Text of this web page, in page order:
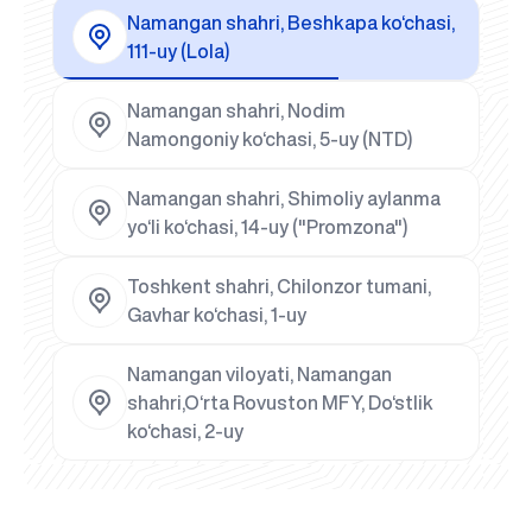
Namangan shahri, Beshkapa ko‘chasi,
111-uy (Lola)
Namangan shahri, Nodim
Namongoniy ko‘chasi, 5-uy (NTD)
Namangan shahri, Shimoliy aylanma
yo‘li ko‘chasi, 14-uy ("Promzona")
Toshkent shahri, Chilonzor tumani,
Gavhar ko‘chasi, 1-uy
Namangan viloyati, Namangan
shahri,O‘rta Rovuston MFY, Do‘stlik
ko‘chasi, 2-uy